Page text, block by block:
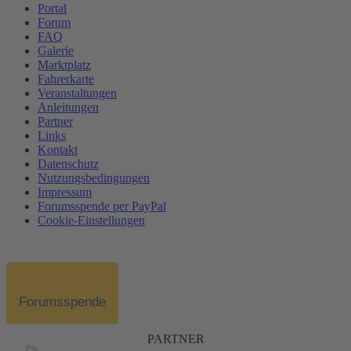
Portal
Forum
FAQ
Galerie
Marktplatz
Fahrerkarte
Veranstaltungen
Anleitungen
Partner
Links
Kontakt
Datenschutz
Nutzungsbedingungen
Impressum
Forumsspende per PayPal
Cookie-Einstellungen
Forumsspende
PARTNER